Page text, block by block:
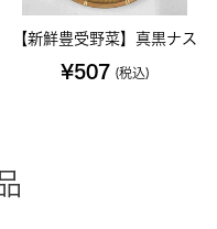
【新鮮豊受野菜】真黒ナス
¥507 (税込)